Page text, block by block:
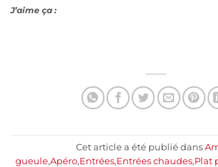
J’aime ça :
Cet article a été publié dans
gueule,Apéro,Entrées,Entrées chaudes,Plat